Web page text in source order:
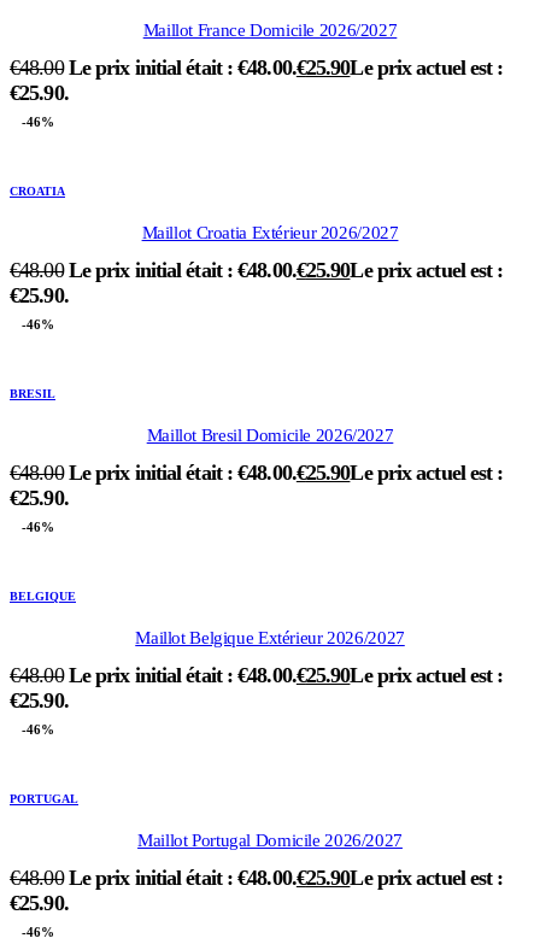
Maillot France Domicile 2026/2027
€48.00 Le prix initial était : €48.00.€25.90Le prix actuel est :
€25.90.
-46%
CROATIA
Maillot Croatia Extérieur 2026/2027
€48.00 Le prix initial était : €48.00.€25.90Le prix actuel est :
€25.90.
-46%
BRESIL
Maillot Bresil Domicile 2026/2027
€48.00 Le prix initial était : €48.00.€25.90Le prix actuel est :
€25.90.
-46%
BELGIQUE
Maillot Belgique Extérieur 2026/2027
€48.00 Le prix initial était : €48.00.€25.90Le prix actuel est :
€25.90.
-46%
PORTUGAL
Maillot Portugal Domicile 2026/2027
€48.00 Le prix initial était : €48.00.€25.90Le prix actuel est :
€25.90.
-46%